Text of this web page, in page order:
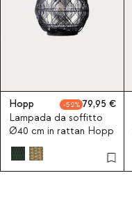
Hopp 52
79,95
Lampada da soffitto
Ø40 cm in rattan Hopp